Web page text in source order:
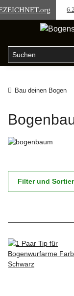
.org
Bau deinen Bogen
Filter und